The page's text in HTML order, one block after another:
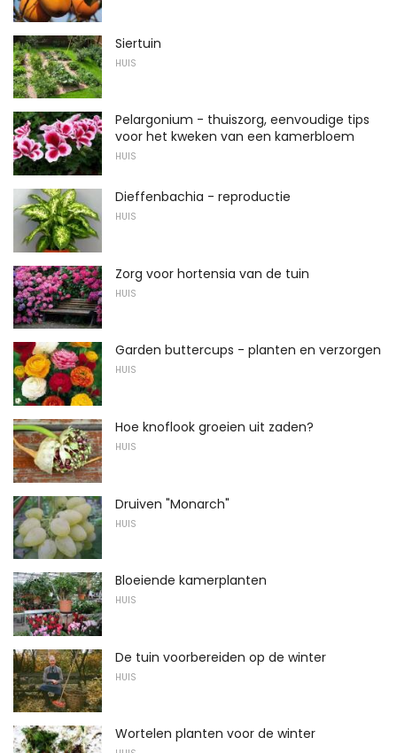
Siertuin
HUIS
Pelargonium - thuiszorg, eenvoudige tips
voor het kweken van een kamerbloem
HUIS
Dieffenbachia - reproductie
HUIS
Zorg voor hortensia van de tuin
HUIS
Garden buttercups - planten en verzorgen
HUIS
Hoe knoflook groeien uit zaden?
HUIS
Druiven "Monarch"
HUIS
Bloeiende kamerplanten
HUIS
De tuin voorbereiden op de winter
HUIS
Wortelen planten voor de winter